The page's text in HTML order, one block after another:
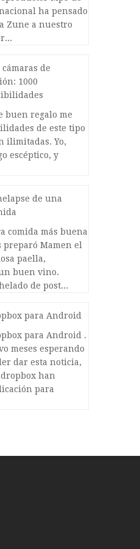
ha pensado
Zune a nuestro
cámaras de
1000
buen regalo me
de este tipo
ilimitadas. Yo,
escéptico, y
de una
comida más buena
preparó Mamen el
paella,
buen vino.
de post...
para Android
para Android .
meses esperando
dar esta noticia,
han
para